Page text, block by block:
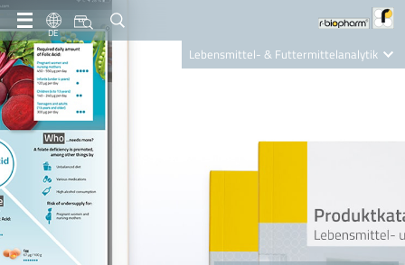
DE
Lebensmittel- & Futtermittelanalytik
Nutrition Care